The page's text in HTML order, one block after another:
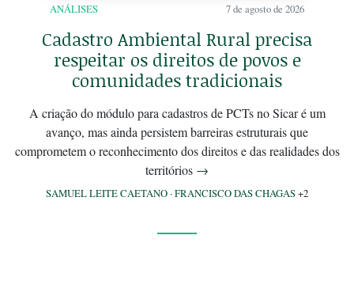
ANÁLISES 7 de agosto de 2026
Cadastro Ambiental Rural precisa
respeitar os direitos de povos e
comunidades tradicionais
A criação do módulo para cadastros de PCTs no Sicar é um
avanço, mas ainda persistem barreiras estruturais que
comprometem o reconhecimento dos direitos e das realidades dos
territórios →
SAMUEL LEITE CAETANO ·FRANCISCO DAS CHAGAS+2